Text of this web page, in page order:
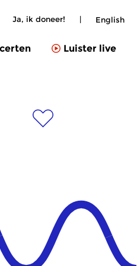
Ja, ik doneer! | English
Luister live